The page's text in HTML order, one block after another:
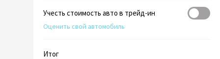
Учесть стоимость авто в трейд-ин
Оценить свой автомобиль
Итог